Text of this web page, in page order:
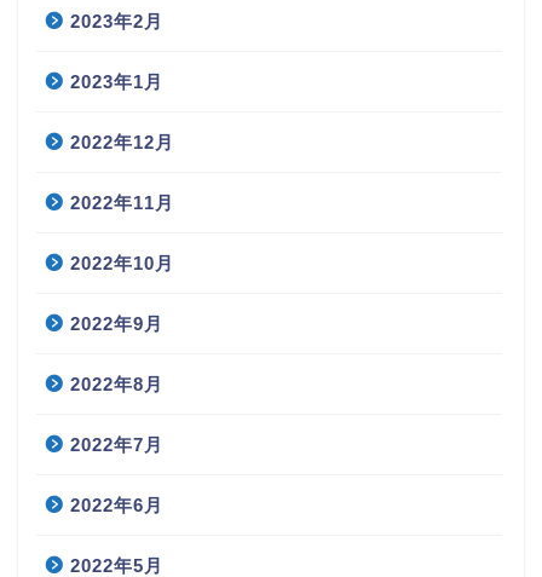
2023年2月
2023年1月
2022年12月
2022年11月
2022年10月
2022年9月
2022年8月
2022年7月
2022年6月
2022年5月